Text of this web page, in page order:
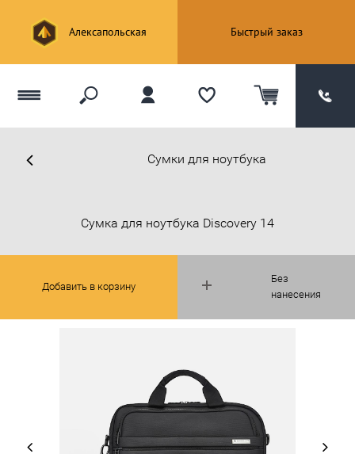
Алексапольская Быстрый заказ
Сумки для ноутбука
Без
нанесения
Сумка для ноутбука Discovery 14
Добавить в корзину